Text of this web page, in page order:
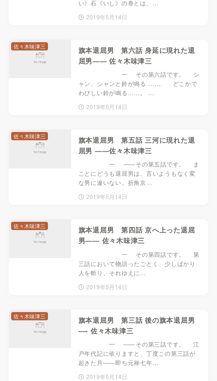
い》石《いし》の巻とは、…
2019年5月14日
旗本退屈男 第六話 身延に現れた退
屈男—— 佐々木味津三
一 その第六話です。 シ
ャン、シャンと鈴が鳴る……。 どこかで
わびしい鈴が鳴る……。 …
2019年5月14日
佐々木味津三
旗本退屈男 第五話 三河に現れた退
屈男 ——佐々木味津三
一 ――その第五話です。 ま
ことにどうも退屈男は、言いようもなく変
な男に違いない。折角京…
2019年5月14日
佐々木味津三
旗本退屈男 第四話 京へ上った退屈
男—— 佐々木味津三
一 その第四話です。 第
三話において物語ったごとく、少しばかり
人を斬り、それゆえに…
2019年5月14日
佐々木味津三
旗本退屈男 第三話 後の旗本退屈男
—- 佐々木味津三
一 ――その第三話です。 江
戸年代記に依りますと、丁度この第三話が
起きた月――即ち元禄七年…
2019年5月14日
佐々木味津三